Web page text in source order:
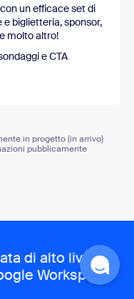
un efficace set di
biglietteria, sponsor,
molto altro!
e CTA
in progetto (in arrivo)
pubblicamente
di alto livello
Workspace